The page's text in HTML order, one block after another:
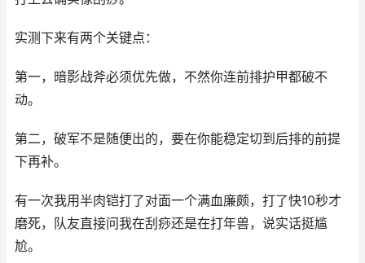
实测下来有两个关键点：
第一，暗影战斧必须优先做，不然你连前排护甲都破不
动。
第二，破军不是随便出的，要在你能稳定切到后排的前提
下再补。
有一次我用半肉铠打了对面一个满血廉颇，打了快10秒才
磨死，队友直接问我在刮痧还是在打年兽，说实话挺尴
尬。